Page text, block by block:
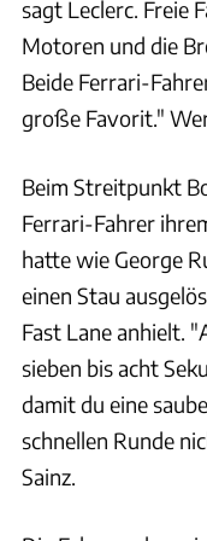
sagt Leclerc. Freie
Motoren und die
Beide Ferrari-
große Favorit."
Beim Streitpunkt
Ferrari-Fahrer
hatte wie George
einen Stau
Fast Lane anhielt.
sieben bis acht
damit du eine
schnellen Runde
Sainz.